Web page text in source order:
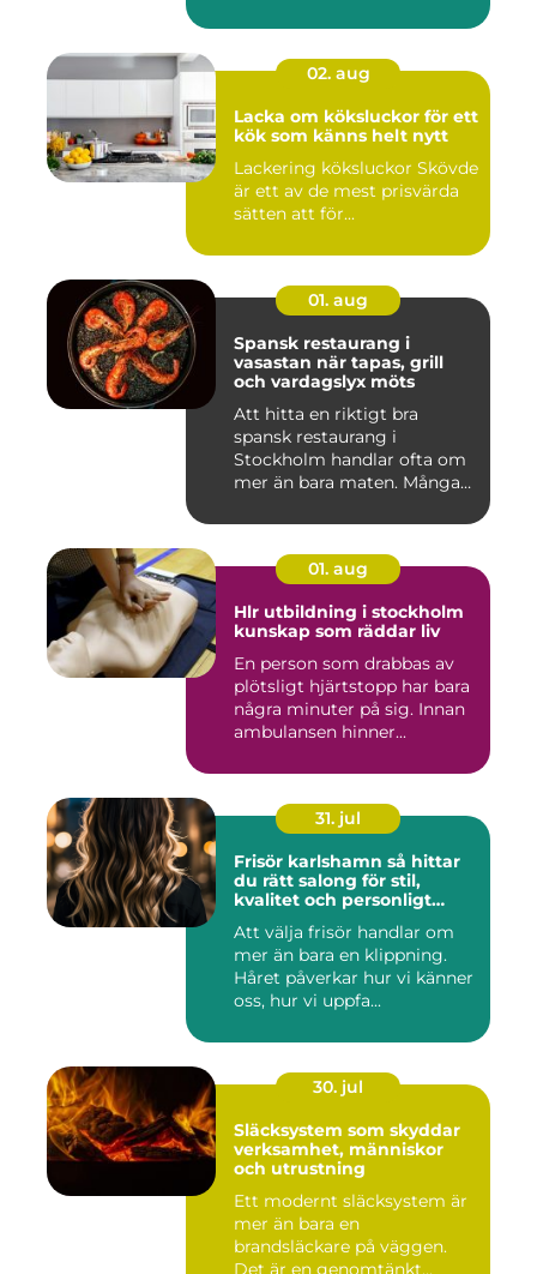
02. aug
Lacka om köksluckor för ett
kök som känns helt nytt
Lackering köksluckor Skövde
är ett av de mest prisvärda
sätten att för...
01. aug
Spansk restaurang i
vasastan när tapas, grill
och vardagslyx möts
Att hitta en riktigt bra
spansk restaurang i
Stockholm handlar ofta om
mer än bara maten. Många
01. aug
Hlr utbildning i stockholm
kunskap som räddar liv
En person som drabbas av
plötsligt hjärtstopp har bara
några minuter på sig. Innan
ambulansen hinner...
31. jul
Frisör karlshamn så hittar
du rätt salong för stil,
kvalitet och personligt
Att välja frisör handlar om
mer än bara en klippning.
Håret påverkar hur vi känner
oss, hur vi uppfa...
30. jul
Släcksystem som skyddar
verksamhet, människor
och utrustning
Ett modernt släcksystem är
mer än bara en
brandsläckare på väggen.
Det är en genomtänkt